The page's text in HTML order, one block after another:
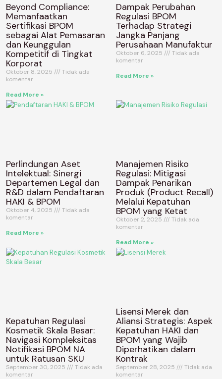
Beyond Compliance:
Memanfaatkan
Sertifikasi BPOM
sebagai Alat Pemasaran
dan Keunggulan
Kompetitif di Tingkat
Korporat
Oktober 8, 2025
Tidak ada
komentar
Read More »
Dampak Perubahan
Regulasi BPOM
Terhadap Strategi
Jangka Panjang
Perusahaan Manufaktur
Oktober 6, 2025
Tidak ada
komentar
Read More »
Perlindungan Aset
Intelektual: Sinergi
Departemen Legal dan
R&D dalam Pendaftaran
HAKI & BPOM
Oktober 4, 2025
Tidak ada
komentar
Read More »
Manajemen Risiko
Regulasi: Mitigasi
Dampak Penarikan
Produk (Product Recall)
Melalui Kepatuhan
BPOM yang Ketat
Oktober 2, 2025
Tidak ada
komentar
Read More »
Kepatuhan Regulasi
Kosmetik Skala Besar:
Navigasi Kompleksitas
Notifikasi BPOM NA
untuk Ratusan SKU
September 30, 2025
Tidak ada
komentar
Lisensi Merek dan
Aliansi Strategis: Aspek
Kepatuhan HAKI dan
BPOM yang Wajib
Diperhatikan dalam
Kontrak
September 28, 2025
Tidak ada
komentar